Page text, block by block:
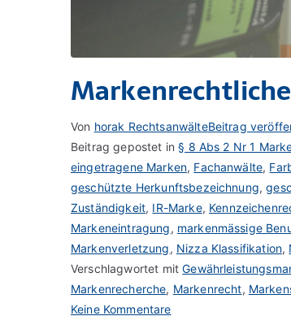
Von horak RechtsanwälteBeitrag
Beitrag gepostet in§ 8 Abs 2 Nr 1
eingetragene Marken, Fachanwälte,
geschützte Herkunftsbezeichnung,
Zuständigkeit, IR-Marke,
Markeneintragung, markenmässige
Markenverletzung, Nizza Klassifikation,
Verschlagwortet mit
Markenrecherche, Markenrecht,
Keine Kommentarezu